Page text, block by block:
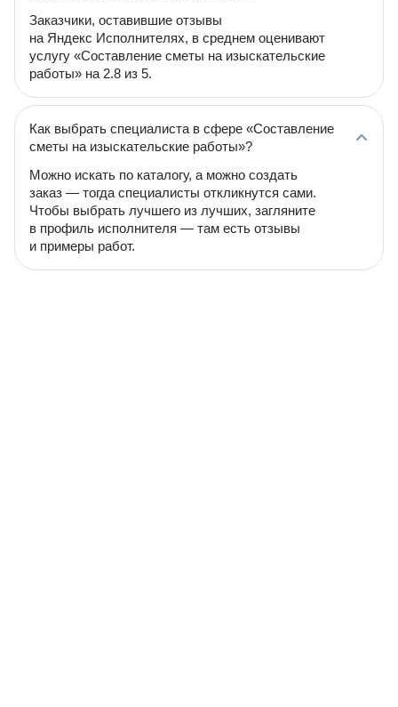
Заказчики, оставившие отзывы
на Яндекс Исполнителях, в среднем оценивают
услугу «Составление сметы на изыскательские
работы» на 2.8 из 5.
Как выбрать специалиста в сфере «Составление
сметы на изыскательские работы»?
Можно искать по каталогу, а можно создать
заказ — тогда специалисты откликнутся сами.
Чтобы выбрать лучшего из лучших, загляните
в профиль исполнителя — там есть отзывы
и примеры работ.